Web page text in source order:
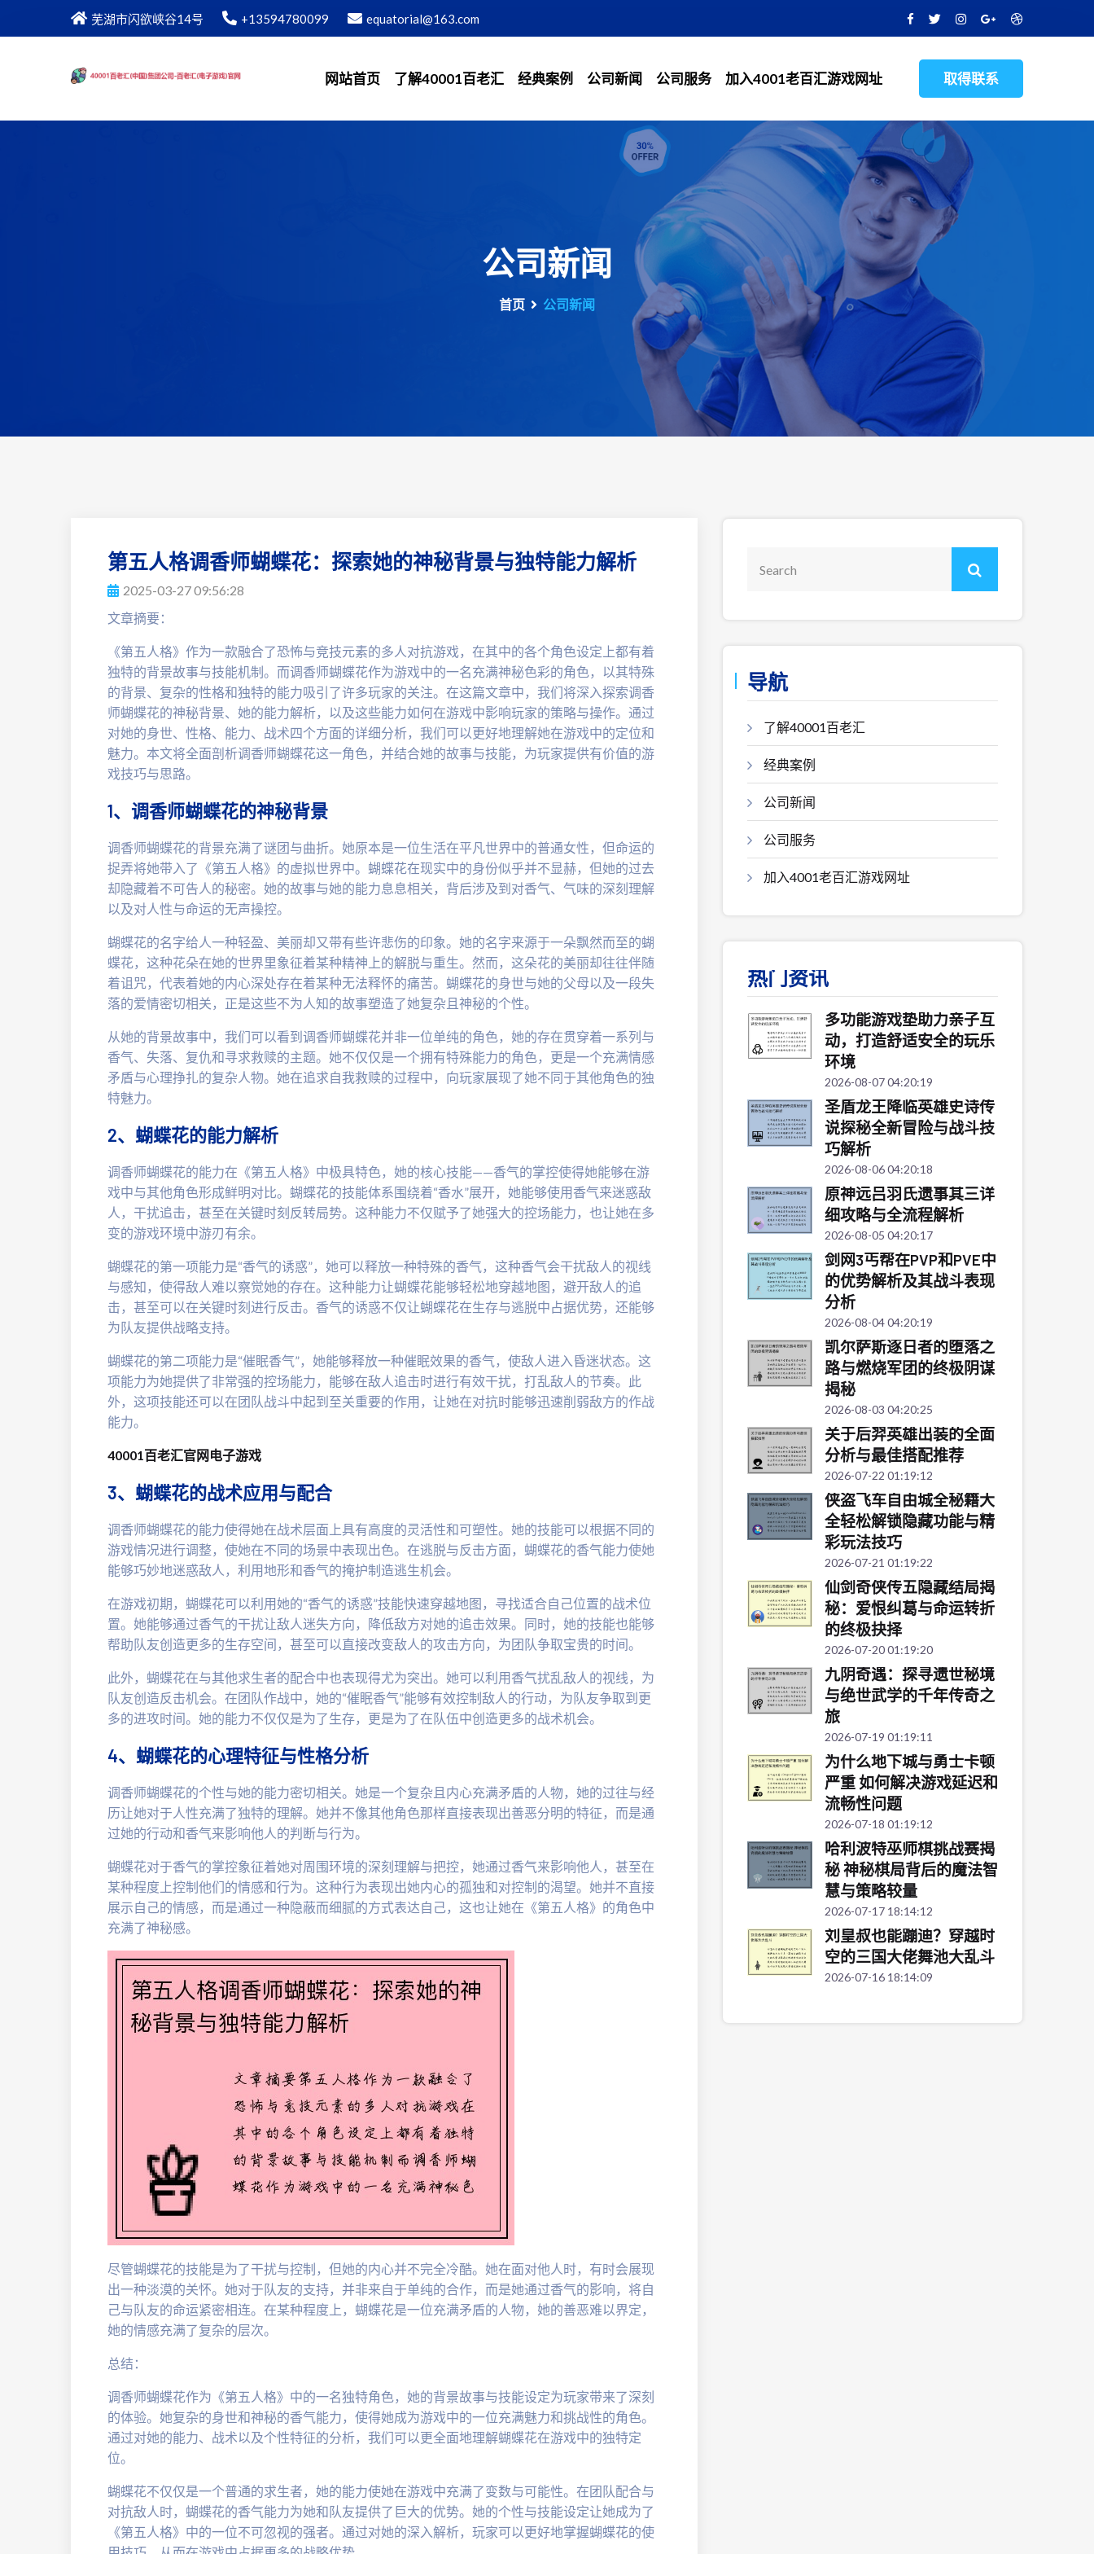
芜湖市闪欲峡谷14号 +13594780099 equatorial@163.com
网站首页 了解40001百老汇 经典案例 公司新闻 公司服务 加入4001老百汇游戏网址 取得联系
公司新闻
首页 公司新闻
第五人格调香师蝴蝶花：探索她的神秘背景与独特能力解析
2025-03-27 09:56:28
文章摘要：
《第五人格》作为一款融合了恐怖与竞技元素的多人对抗游戏，在其中的各个角色设定上都有着
独特的背景故事与技能机制。而调香师蝴蝶花作为游戏中的一名充满神秘色彩的角色，以其特殊
的背景、复杂的性格和独特的能力吸引了许多玩家的关注。在这篇文章中，我们将深入探索调香
师蝴蝶花的神秘背景、她的能力解析，以及这些能力如何在游戏中影响玩家的策略与操作。通过
对她的身世、性格、能力、战术四个方面的详细分析，我们可以更好地理解她在游戏中的定位和
魅力。本文将全面剖析调香师蝴蝶花这一角色，并结合她的故事与技能，为玩家提供有价值的游
戏技巧与思路。
1、调香师蝴蝶花的神秘背景
调香师蝴蝶花的背景充满了谜团与曲折。她原本是一位生活在平凡世界中的普通女性，但命运的
捉弄将她带入了《第五人格》的虚拟世界中。蝴蝶花在现实中的身份似乎并不显赫，但她的过去
却隐藏着不可告人的秘密。她的故事与她的能力息息相关，背后涉及到对香气、气味的深刻理解
以及对人性与命运的无声操控。
蝴蝶花的名字给人一种轻盈、美丽却又带有些许悲伤的印象。她的名字来源于一朵飘然而至的蝴
蝶花，这种花朵在她的世界里象征着某种精神上的解脱与重生。然而，这朵花的美丽却往往伴随
着诅咒，代表着她的内心深处存在着某种无法释怀的痛苦。蝴蝶花的身世与她的父母以及一段失
落的爱情密切相关，正是这些不为人知的故事塑造了她复杂且神秘的个性。
从她的背景故事中，我们可以看到调香师蝴蝶花并非一位单纯的角色，她的存在贯穿着一系列与
香气、失落、复仇和寻求救赎的主题。她不仅仅是一个拥有特殊能力的角色，更是一个充满情感
矛盾与心理挣扎的复杂人物。她在追求自我救赎的过程中，向玩家展现了她不同于其他角色的独
特魅力。
2、蝴蝶花的能力解析
调香师蝴蝶花的能力在《第五人格》中极具特色，她的核心技能——香气的掌控使得她能够在游
戏中与其他角色形成鲜明对比。蝴蝶花的技能体系围绕着“香水”展开，她能够使用香气来迷惑敌
人，干扰追击，甚至在关键时刻反转局势。这种能力不仅赋予了她强大的控场能力，也让她在多
变的游戏环境中游刃有余。
蝴蝶花的第一项能力是“香气的诱惑”，她可以释放一种特殊的香气，这种香气会干扰敌人的视线
与感知，使得敌人难以察觉她的存在。这种能力让蝴蝶花能够轻松地穿越地图，避开敌人的追
击，甚至可以在关键时刻进行反击。香气的诱惑不仅让蝴蝶花在生存与逃脱中占据优势，还能够
为队友提供战略支持。
蝴蝶花的第二项能力是“催眠香气”，她能够释放一种催眠效果的香气，使敌人进入昏迷状态。这
项能力为她提供了非常强的控场能力，能够在敌人追击时进行有效干扰，打乱敌人的节奏。此
外，这项技能还可以在团队战斗中起到至关重要的作用，让她在对抗时能够迅速削弱敌方的作战
能力。
40001百老汇官网电子游戏
3、蝴蝶花的战术应用与配合
调香师蝴蝶花的能力使得她在战术层面上具有高度的灵活性和可塑性。她的技能可以根据不同的
游戏情况进行调整，使她在不同的场景中表现出色。在逃脱与反击方面，蝴蝶花的香气能力使她
能够巧妙地迷惑敌人，利用地形和香气的掩护制造逃生机会。
在游戏初期，蝴蝶花可以利用她的“香气的诱惑”技能快速穿越地图，寻找适合自己位置的战术位
置。她能够通过香气的干扰让敌人迷失方向，降低敌方对她的追击效果。同时，她的技能也能够
帮助队友创造更多的生存空间，甚至可以直接改变敌人的攻击方向，为团队争取宝贵的时间。
此外，蝴蝶花在与其他求生者的配合中也表现得尤为突出。她可以利用香气扰乱敌人的视线，为
队友创造反击机会。在团队作战中，她的“催眠香气”能够有效控制敌人的行动，为队友争取到更
多的进攻时间。她的能力不仅仅是为了生存，更是为了在队伍中创造更多的战术机会。
4、蝴蝶花的心理特征与性格分析
调香师蝴蝶花的个性与她的能力密切相关。她是一个复杂且内心充满矛盾的人物，她的过往与经
历让她对于人性充满了独特的理解。她并不像其他角色那样直接表现出善恶分明的特征，而是通
过她的行动和香气来影响他人的判断与行为。
蝴蝶花对于香气的掌控象征着她对周围环境的深刻理解与把控，她通过香气来影响他人，甚至在
某种程度上控制他们的情感和行为。这种行为表现出她内心的孤独和对控制的渴望。她并不直接
展示自己的情感，而是通过一种隐蔽而细腻的方式表达自己，这也让她在《第五人格》的角色中
充满了神秘感。
尽管蝴蝶花的技能是为了干扰与控制，但她的内心并不完全冷酷。她在面对他人时，有时会展现
出一种淡漠的关怀。她对于队友的支持，并非来自于单纯的合作，而是她通过香气的影响，将自
己与队友的命运紧密相连。在某种程度上，蝴蝶花是一位充满矛盾的人物，她的善恶难以界定，
她的情感充满了复杂的层次。
总结：
调香师蝴蝶花作为《第五人格》中的一名独特角色，她的背景故事与技能设定为玩家带来了深刻
的体验。她复杂的身世和神秘的香气能力，使得她成为游戏中的一位充满魅力和挑战性的角色。
通过对她的能力、战术以及个性特征的分析，我们可以更全面地理解蝴蝶花在游戏中的独特定
位。
蝴蝶花不仅仅是一个普通的求生者，她的能力使她在游戏中充满了变数与可能性。在团队配合与
对抗敌人时，蝴蝶花的香气能力为她和队友提供了巨大的优势。她的个性与技能设定让她成为了
《第五人格》中的一位不可忽视的强者。通过对她的深入解析，玩家可以更好地掌握蝴蝶花的使
导航
了解40001百老汇
经典案例
公司新闻
公司服务
加入4001老百汇游戏网址
热门资讯
多功能游戏垫助力亲子互
动，打造舒适安全的玩乐
环境
2026-08-07 04:20:19
圣盾龙王降临英雄史诗传
说探秘全新冒险与战斗技
巧解析
2026-08-06 04:20:18
原神远吕羽氏遗事其三详
细攻略与全流程解析
2026-08-05 04:20:17
剑网3丐帮在PVP和PVE中
的优势解析及其战斗表现
分析
2026-08-04 04:20:19
凯尔萨斯逐日者的堕落之
路与燃烧军团的终极阴谋
揭秘
2026-08-03 04:20:25
关于后羿英雄出装的全面
分析与最佳搭配推荐
2026-07-22 01:19:12
侠盗飞车自由城全秘籍大
全轻松解锁隐藏功能与精
彩玩法技巧
2026-07-21 01:19:22
仙剑奇侠传五隐藏结局揭
秘：爱恨纠葛与命运转折
的终极抉择
2026-07-20 01:19:20
九阴奇遇：探寻遗世秘境
与绝世武学的千年传奇之
旅
2026-07-19 01:19:11
为什么地下城与勇士卡顿
严重 如何解决游戏延迟和
流畅性问题
2026-07-18 01:19:12
哈利波特巫师棋挑战赛揭
秘 神秘棋局背后的魔法智
慧与策略较量
2026-07-17 18:14:12
刘皇叔也能蹦迪？穿越时
空的三国大佬舞池大乱斗
2026-07-16 18:14:09